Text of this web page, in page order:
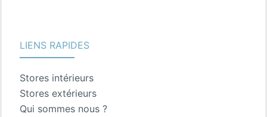
LIENS RAPIDES
Stores intérieurs
Stores extérieurs
Qui sommes nous ?